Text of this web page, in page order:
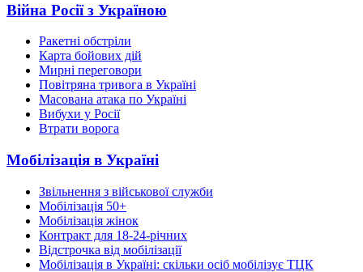
Війна Росії з Україною
Ракетні обстріли
Карта бойових дій
Мирні переговори
Повітряна тривога в Україні
Масована атака по Україні
Вибухи у Росії
Втрати ворога
Мобілізація в Україні
Звільнення з військової служби
Мобілізація 50+
Мобілізація жінок
Контракт для 18-24-річних
Відстрочка від мобілізації
Мобілізація в Україні: скільки осіб мобілізує ТЦК